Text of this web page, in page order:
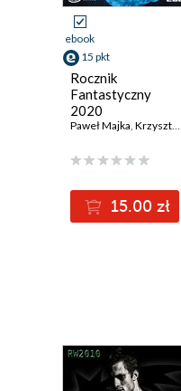
ebook
15 pkt
Rocznik
Fantastyczny
2020
Paweł Majka, Krzysztof T. Dąbrowski
15.00 zł